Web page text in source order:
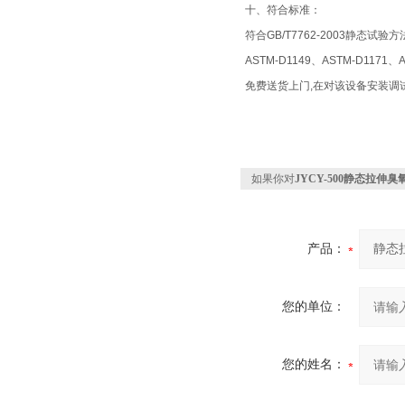
十、 符合标准：
符合GB/T7762-2003静态试验
ASTM-D1149、ASTM-D1171、
免费送货上门,在对该设备安装
如果你对JYCY-500静态拉伸臭
产品：
您的单位：
您的姓名：